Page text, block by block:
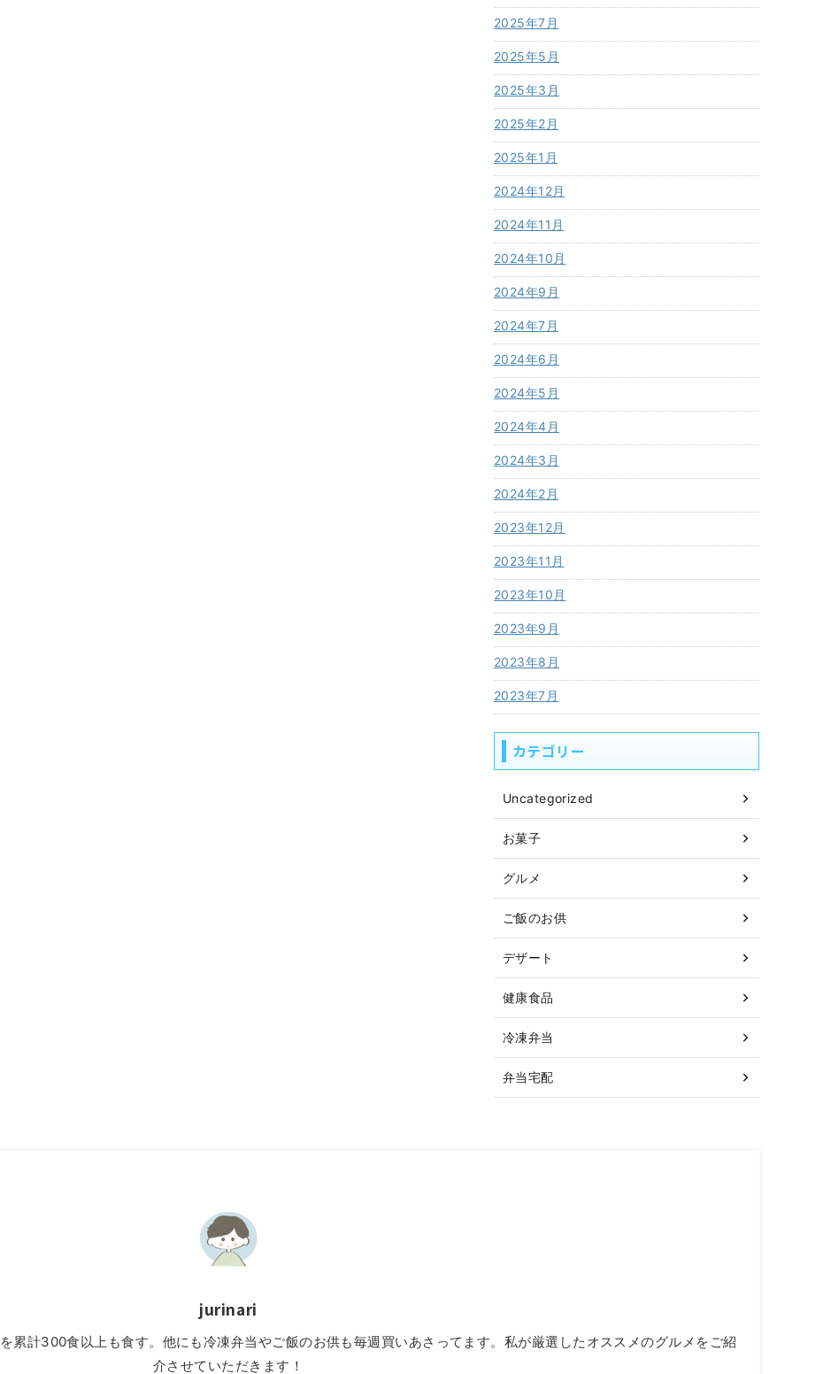
2025年7月
2025年5月
2025年3月
2025年2月
2025年1月
2024年12月
2024年11月
2024年10月
2024年9月
2024年7月
2024年6月
2024年5月
2024年4月
2024年3月
2024年2月
2023年12月
2023年11月
2023年10月
2023年9月
2023年8月
2023年7月
カテゴリー
Uncategorized
お菓子
グルメ
ご飯のお供
デザート
健康食品
冷凍弁当
弁当宅配
jurinari
計300食以上も食す。他にも冷凍弁当やご飯のお供も毎週買いあさってます。私が厳選したオススメのグルメをご紹
介させていただきます！